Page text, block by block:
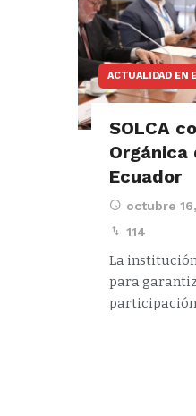
ACTUALIDAD EN
SOLCA
Orgánica
Ecuador
octubre
114
La
para